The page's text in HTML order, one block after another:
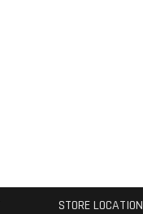
STORE LOCATION